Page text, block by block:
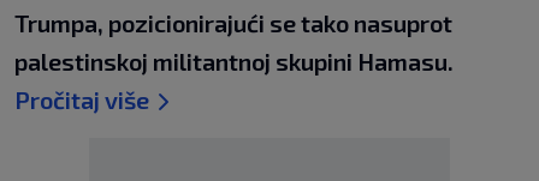
Trumpa, pozicionirajući se tako nasuprot
palestinskoj militantnoj skupini Hamasu.
Pročitaj više